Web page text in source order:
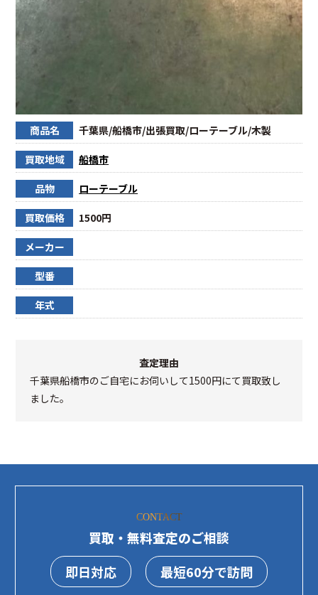
商品名 千葉県/船橋市/出張買取/ローテーブル/木製
買取地域 船橋市
品物 ローテーブル
買取価格 1500円
メーカー
型番
年式
査定理由
千葉県船橋市のご自宅にお伺いして1500円にて買取致し
ました。
CONTACT
買取・無料査定のご相談
即日対応
最短60分で訪問